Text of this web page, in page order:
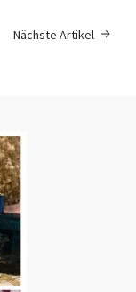
Nächste Artikel